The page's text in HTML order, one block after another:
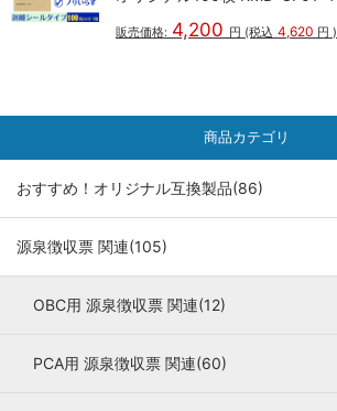
販売価格: 4,200 円 (税込 4,620 円 )
商品カテゴリ
おすすめ！オリジナル互換製品(86)
源泉徴収票 関連(105)
OBC用 源泉徴収票 関連(12)
PCA用 源泉徴収票 関連(60)